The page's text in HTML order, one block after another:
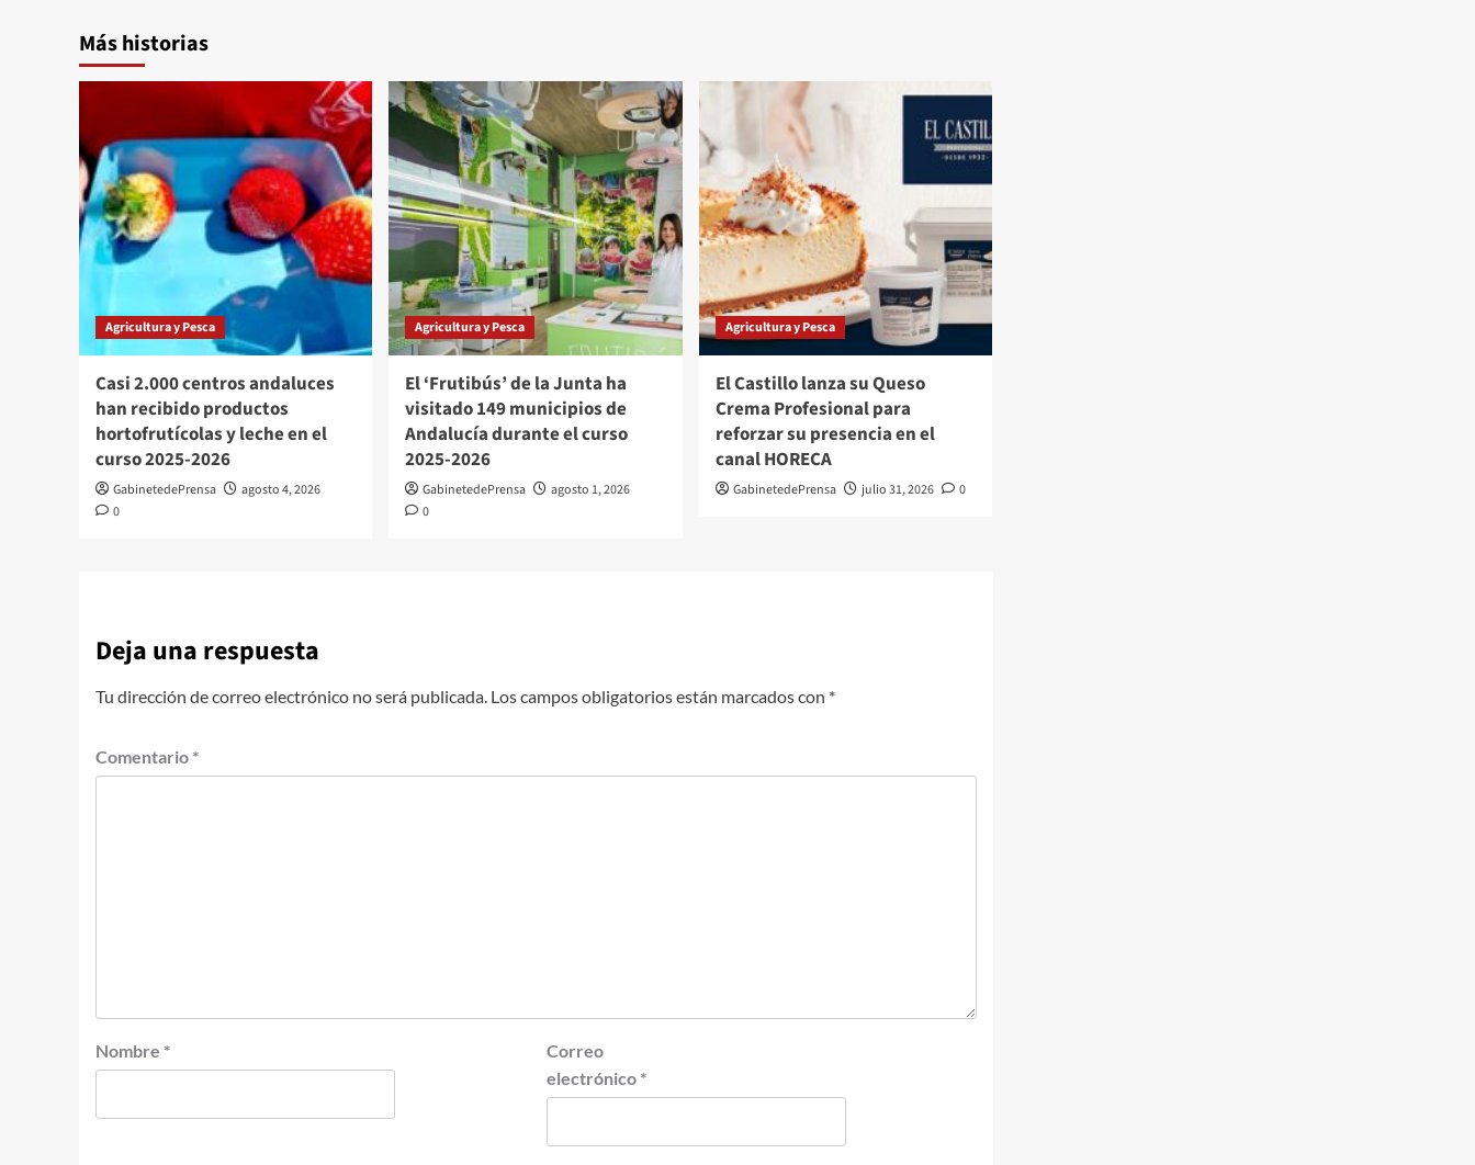
Más historias
Agricultura y Pesca
Casi 2.000 centros andaluces
han recibido productos
hortofrutícolas y leche en el
curso 2025-2026
GabinetedePrensa
agosto 4, 2026
0
Agricultura y Pesca
El ‘Frutibús’ de la Junta ha
visitado 149 municipios de
Andalucía durante el curso
2025-2026
GabinetedePrensa
agosto 1, 2026
0
Agricultura y Pesca
El Castillo lanza su Queso
Crema Profesional para
reforzar su presencia en el
canal HORECA
GabinetedePrensa julio 31, 2026 0
Deja una respuesta
Tu dirección de correo electrónico no será publicada. Los campos obligatorios están marcados con *
Comentario *
Nombre *
Correo
electrónico *